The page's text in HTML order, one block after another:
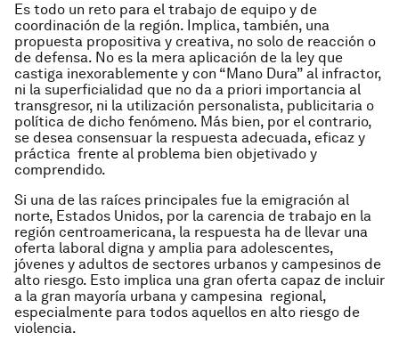
Es todo un reto para el trabajo de equipo y de
coordinación de la región. Implica, también, una
propuesta propositiva y creativa, no solo de reacción o
de defensa. No es la mera aplicación de la ley que
castiga inexorablemente y con “Mano Dura” al infractor,
ni la superficialidad que no da a priori importancia al
transgresor, ni la utilización personalista, publicitaria o
política de dicho fenómeno. Más bien, por el contrario,
se desea consensuar la respuesta adecuada, eficaz y
práctica frente al problema bien objetivado y
comprendido.
Si una de las raíces principales fue la emigración al
norte, Estados Unidos, por la carencia de trabajo en la
región centroamericana, la respuesta ha de llevar una
oferta laboral digna y amplia para adolescentes,
jóvenes y adultos de sectores urbanos y campesinos de
alto riesgo. Esto implica una gran oferta capaz de incluir
a la gran mayoría urbana y campesina regional,
especialmente para todos aquellos en alto riesgo de
violencia.